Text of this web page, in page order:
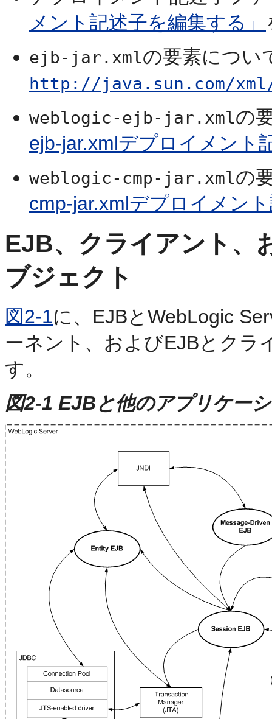
メント記述子を編集する」
ejb-jar.xmlの要素につい
http://java.sun.com/
weblogic-ejb-jar.xmlの
ejb-jar.xmlデプロイメント
weblogic-cmp-jar.xmlの
cmp-jar.xmlデプロイメン
EJB、クライアント、
ブジェクト
図2-1に、EJBとWebLogic
ーネント、およびEJBとクラ
す。
図2-1 EJBと他のアプリケー